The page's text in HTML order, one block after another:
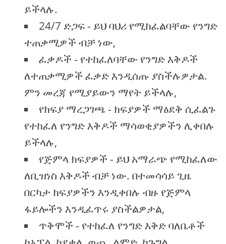
ይችላሉ.
24/7 ድጋፍ - ይህ ባህሪ የሚከፈልባቸው የንግድ
ተጠቃሚዎች ብቻ ነው,
ፈቃዶች - የተከፈለባቸው የንግድ እቅዶች
ለተጠቃሚዎች ፈቃድ እንዲሰጡ ያስችሉዎታል.
ምን መረጃ የሚያይውን ማየት ይችላሉ,
የክፍያ ማረጋገጫ - ክፍያዎች ማፅደቅ ሲፈልጉ
የተከፈለ የንግድ እቅዶች ማሳወቂያዎችን ሊቀበሉ
ይችላሉ,
የጅምላ ክፍያዎች - ይህ አማራጭ የሚከፈለው
ለቢዝነስ እቅዶች ብቻ ነው. በተመሳሳይ ጊዜ
በርካታ ክፍያዎችን እንዲቀበሉ ብዙ የጅምላ
ፋይሎችን እንዲፈጥሩ ያስችልዎታል,
ጥቅሞች - የተከፈለ የንግድ እቅድ ባለቤቶች